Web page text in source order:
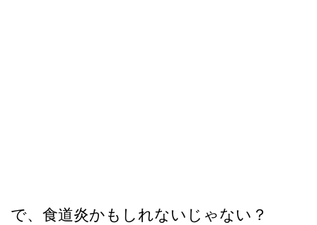
で、食道炎かもしれないじゃない？